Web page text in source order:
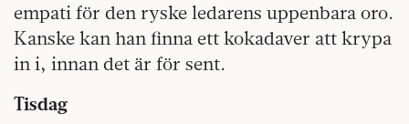
empati för den ryske ledarens uppenbara oro.
Kanske kan han finna ett kokadaver att krypa
in i, innan det är för sent.
Tisdag